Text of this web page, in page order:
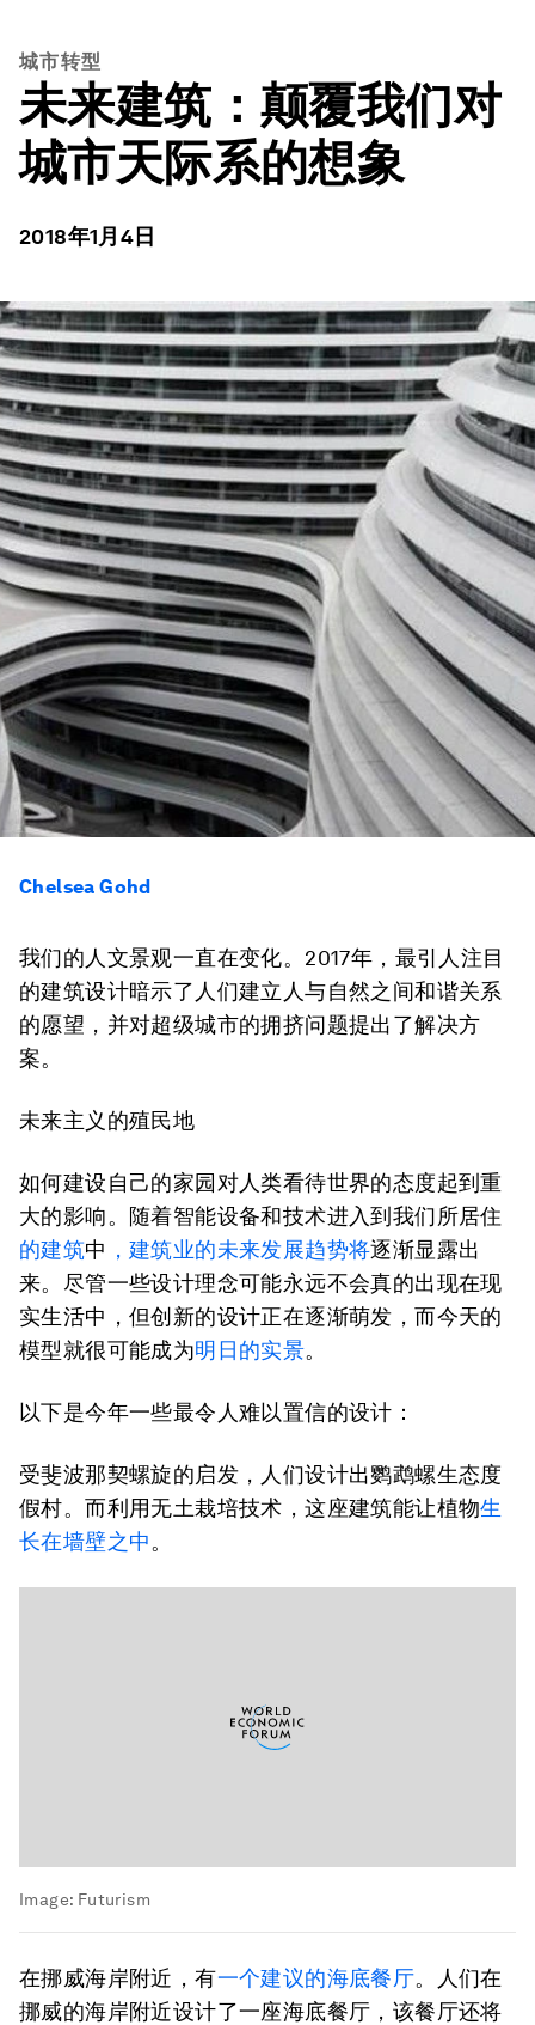
城市转型
未来建筑：颠覆我们对
城市天际系的想象
2018年1月4日
Chelsea Gohd
我们的人文景观一直在变化。2017年，最引人注目
的建筑设计暗示了人们建立人与自然之间和谐关系
的愿望，并对超级城市的拥挤问题提出了解决方
案。
未来主义的殖民地
如何建设自己的家园对人类看待世界的态度起到重
大的影响。随着智能设备和技术进入到我们所居住
的建筑中 ，建筑业的未来发展趋势将逐渐显露出
来。尽管一些设计理念可能永远不会真的出现在现
实生活中，但创新的设计正在逐渐萌发，而今天的
模型就很可能成为明日的实景。
以下是今年一些最令人难以置信的设计：
受斐波那契螺旋的启发，人们设计出鹦鹉螺生态度
假村。而利用无土栽培技术，这座建筑能让植物生
长在墙壁之中。
Image: Futurism
在挪威海岸附近，有一个建议的海底餐厅。人们在
挪威的海岸附近设计了一座海底餐厅，该餐厅还将